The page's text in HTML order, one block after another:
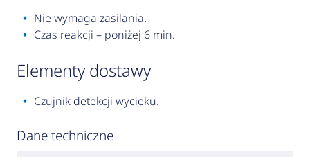
Nie wymaga zasilania.
Czas reakcji – poniżej 6 min.
elementy dostawy
Czujnik detekcji wycieku.
Dane techniczne